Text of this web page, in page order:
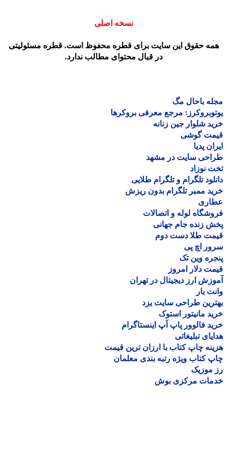
نسخه اصلی
حقوق این سایت برای قطره محفوظ است. قطره مسئولیتی
در قبال محتوای مطالب ندارد.
باحال مگ
مرجع معرفی بروکرها
شلوار جین زنانه
گوشی
پدیا
سایت در مشهد
نوزاد
تلگرام و تلگرام طلایی
ممبر تلگرام بدون ریزش
لوله و اتصالات
زنده جام جهانی
طلا دست دوم
اچ پی
وین تک
دلار امروز
ارز دیجیتال در تهران
بار
طراحی سایت یزد
مانیتور استوک
فالوور پاپ آپ اینستاگرام
تبلیغاتی
چاپ کتاب با ارزان ترین قیمت
کتاب ویژه رتبه بندی معلمان
موزیک
مرکزی بوش